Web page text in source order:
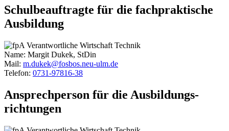
Schulbeauftragte für die fachpraktische
Ausbildung
Name: Margit Dukek, StDin
Mail: m.dukek@fosbos.neu-ulm.de
Telefon: 0731-97816-38
Ansprech­person für die Ausbildungs­
richtungen